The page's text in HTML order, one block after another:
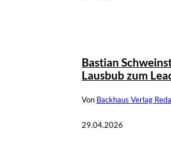
Bastian
Lausbub zum
Von Backhaus Verlag
29.04.2026